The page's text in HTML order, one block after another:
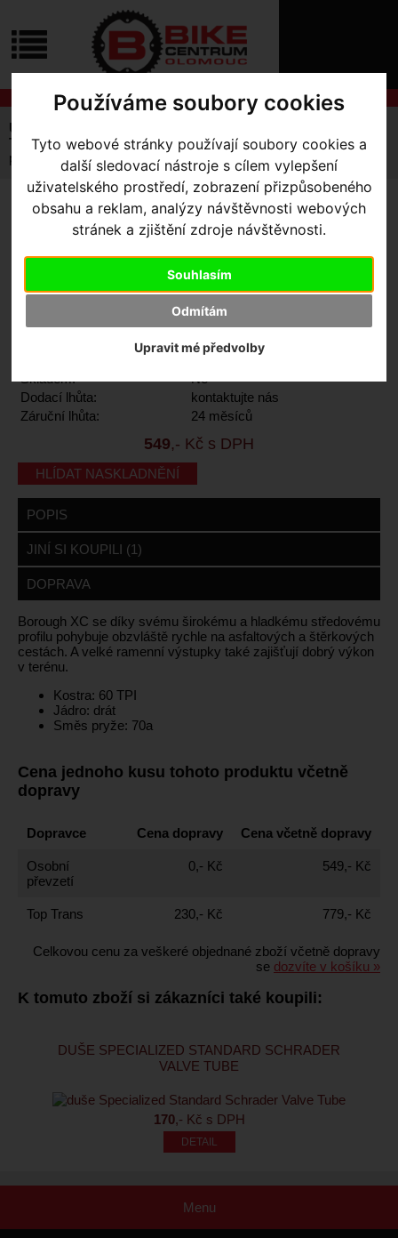
Používáme soubory cookies
Tyto webové stránky používají soubory cookies a
další sledovací nástroje s cílem vylepšení
uživatelského prostředí, zobrazení přizpůsobeného
obsahu a reklam, analýzy návštěvnosti webových
stránek a zjištění zdroje návštěvnosti.
Souhlasím
Odmítám
Upravit mé předvolby
O
NÁKUPU
SLUŽBY
Úvodní strana
Trekové - Gravelové
plášť Specialized Borough XC Sport 26x1.75
PLÁŠŤ SPECIALIZED
BOROUGH XC SPORT
Specialized
0000-4030
Skladem:
Ne
Dodací lhůta:
kontaktujte nás
Záruční lhůta:
24 měsíců
549,- Kč s DPH
HLÍDAT NASKLADNĚNÍ
POPIS
JINÍ SI KOUPILI (1)
DOPRAVA
Borough XC se díky svému širokému a hladkému středovému
profilu pohybuje obzvláště rychle na asfaltových a štěrkových
cestách. A velké ramenní výstupky také zajišťují dobrý výkon
v terénu.
Kostra: 60 TPI
Jádro: drát
Směs pryže: 70a
Cena jednoho kusu tohoto produktu včetně
dopravy
Dopravce Cena dopravy Cena včetně dopravy
Osobní
převzetí
0,- Kč 549,- Kč
Top Trans 230,- Kč 779,- Kč
Celkovou cenu za veškeré objednané zboží včetně dopravy
se dozvíte v košíku »
K tomuto zboží si zákazníci také koupili:
DUŠE SPECIALIZED STANDARD SCHRADER
VALVE TUBE
170,- Kč s DPH
Menu